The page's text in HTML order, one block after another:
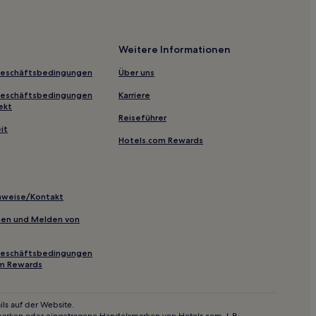
Kontakt
und Melden von
Rewards
Weitere Informationen
Über uns
Karriere
Reiseführer
Hotels.com Rewards
auf der Website.